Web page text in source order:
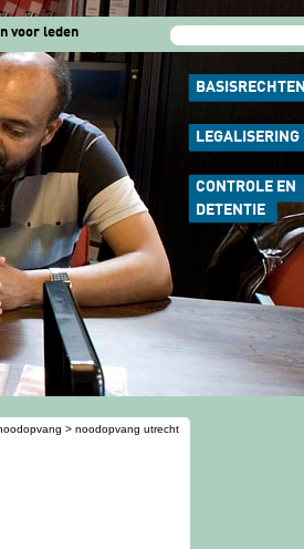
Zoekveld
Zoeken
voor leden
BASISRECHTEN
LEGALISERING
CONTROLE EN
DETENTIE
> noodopvang utrecht